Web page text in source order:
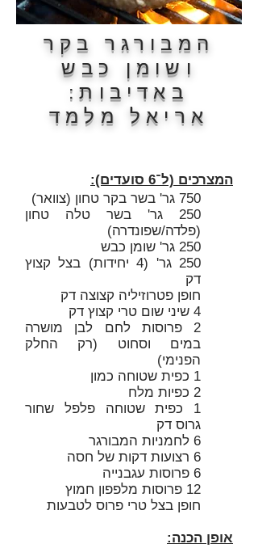
המבורגר בקר
ושומן כבש
באדיבות:
אריאל מלמד
המצרכים (ל־6 סועדים):
750 גר' בשר בקר טחון (צוואר)
250 גר' בשר טלה טחון
(פלדה/שפונדרה)
250 גר' שומן כבש
250 גר' (4 יחידות) בצל קצוץ
דק
חופן פטרוזיליה קצוצה דק
4 שיני שום טרי קצוץ דק
2 פרוסות לחם לבן מושרה
במים וסחוט (רק החלק
הפנימי)
1 כפית שטוחה כמון
2 כפיות מלח
1 כפית שטוחה פלפל שחור
גרוס דק
6 לחמניות המבורגר
6 רצועות דקות של חסה
6 פרוסות עגבנייה
12 פרוסות מלפפון חמוץ
חופן בצל טרי פרוס לטבעות
אופן הכנה: